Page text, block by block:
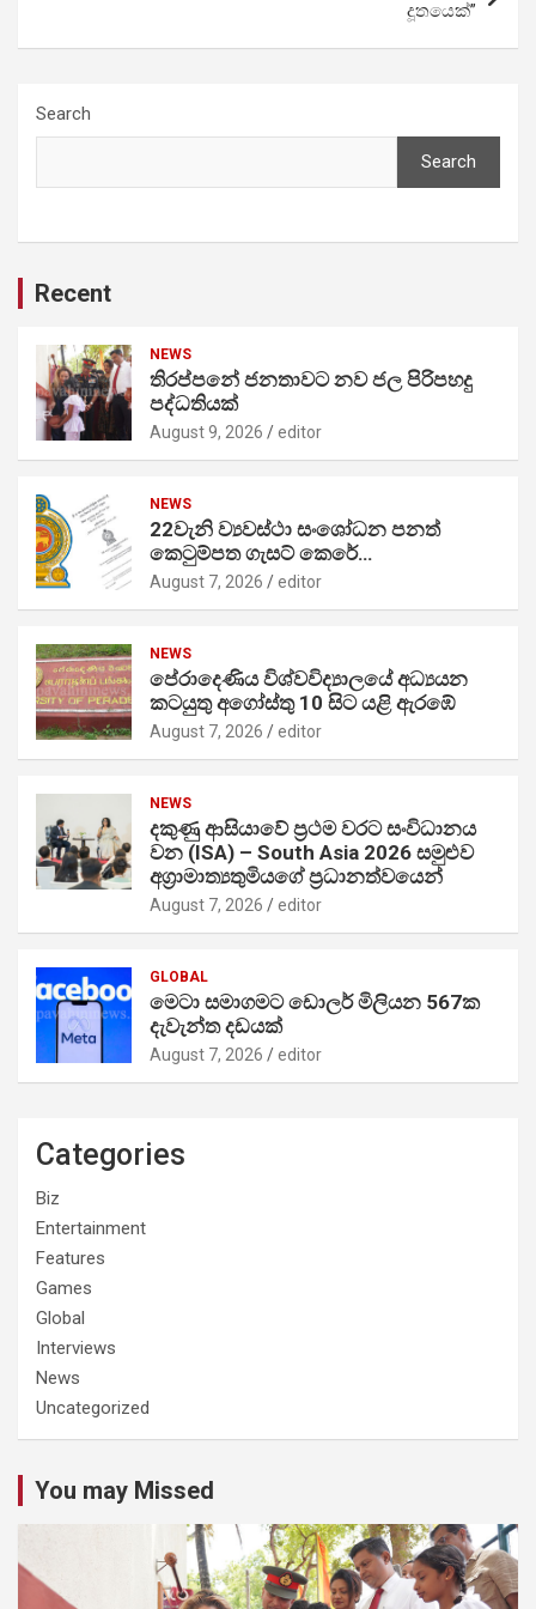
දූතයෙක්”
Search
Search
Recent
NEWS
තිරප්පනේ ජනතාවට නව ජල පිරිපහදු
පද්ධතියක්
August 9, 2026 editor
NEWS
22වැනි ව්‍යවස්ථා සංශෝධන පනත්
කෙටුම්පත ගැසට් කෙරේ…
August 7, 2026 editor
NEWS
පේරාදෙණිය විශ්වවිද්‍යාලයේ අධ්‍යයන
කටයුතු අගෝස්තු 10 සිට යළි ඇරඹේ
August 7, 2026 editor
NEWS
දකුණු ආසියාවේ ප්‍රථම වරට සංවිධානය
වන (ISA) – South Asia 2026 සමුළුව
අග්‍රාමාත්‍යතුමියගේ ප්‍රධානත්වයෙන්
August 7, 2026 editor
GLOBAL
මෙටා සමාගමට ඩොලර් මිලියන 567ක
දැවැන්ත දඩයක්
August 7, 2026 editor
Categories
Biz
Entertainment
Features
Games
Global
Interviews
News
Uncategorized
You may Missed